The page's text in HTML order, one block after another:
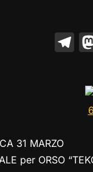
T
e
gr
a
31 MARZO
per ORSO